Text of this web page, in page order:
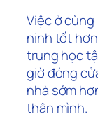
Việc ở
ninh tốt
trung học
giờ đóng
nhà sớm
thân mình.